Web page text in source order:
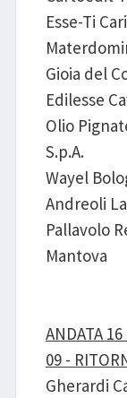
Esse-Ti
Gioia del
Edilesse
Olio
S.p.A.
Wayel
Andreoli
Pallavolo
Mantova
ANDATA
09 -
Gherardi